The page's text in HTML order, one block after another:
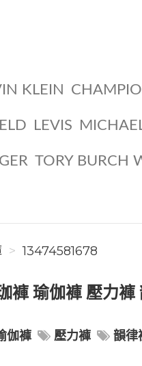
KLEIN
LEVIS
TORY BURCH
13474581678
褲 瑜伽褲 壓力褲
伽褲 壓力褲 韻律